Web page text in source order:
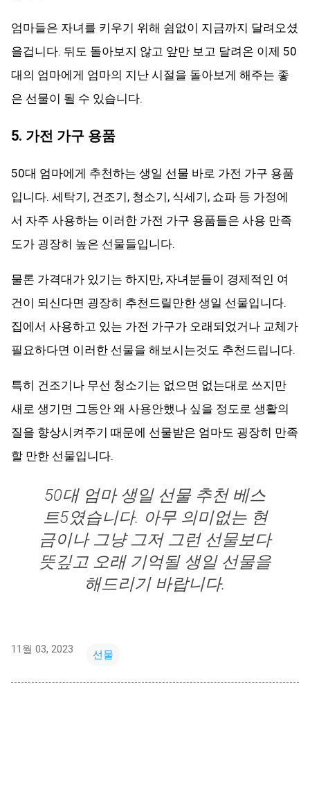
엄마들은 자녀를 키우기 위해 쉼없이 지금까지 달려오셨
을겁니다. 뒤도 돌아보지 않고 앞만 보고 달려온 이제 50
대의 엄마에게 엄마의 지난 시절을 돌아보게 해주는 좋
은 선물이 될 수 있습니다.
5. 가전 가구 용품
50대 엄마에게 추천하는 생일 선물 바로 가전 가구 용품
입니다. 세탁기, 건조기, 청소기, 식세기, 쇼파 등 가정에
서 자주 사용하는 이러한 가전 가구 용품들은 사용 만족
도가 굉장히 높은 선물들입니다.
물론 가격대가 있기는 하지만, 자녀분들이 경제적인 여
건이 되신다면 굉장히 추천드릴만한 생일 선물입니다.
집에서 사용하고 있는 가전 가구가 오래되었거나 교체가
필요하다면 이러한 선물을 해보시는것도 추천드립니다.
특히 건조기나 무선 청소기는 없으면 없는대로 쓰지만
새로 생기면 그동안 왜 사용안했나 싶을 정도로 생활의
질을 향상시켜주기 때문에 선물받은 엄마도 굉장히 만족
할 만한 선물입니다.
50대 엄마 생일 선물 추천 베스
트5였습니다. 아무 의미없는 현
금이나 그냥 그저 그런 선물보다
뜻깊고 오래 기억될 생일 선물을
해드리기 바랍니다.
11월 03, 2023 선물